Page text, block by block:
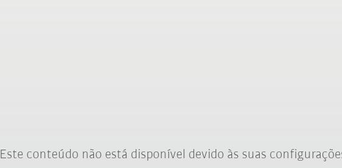
Este conteúdo não está disponível devido às suas